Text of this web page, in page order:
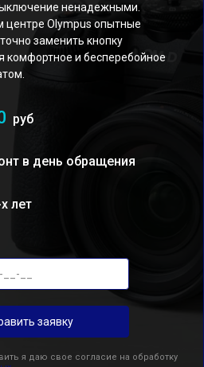
ненадежными.
Olympus опытные
заменить кнопку
комфортное и бесперебойное
руб
в день обращения
лет
заявку
я даю свое согласие на обработку